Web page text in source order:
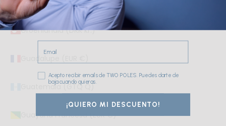
Groenlandia (DKK kr.)
Guatemala (GTQ Q)
Guayana Francesa (EUR €)
Email
Consentimiento
Acepto recibir emails de TWO POLES. Puedes darte de
baja cuando quieras.
¡QUIERO MI DESCUENTO!